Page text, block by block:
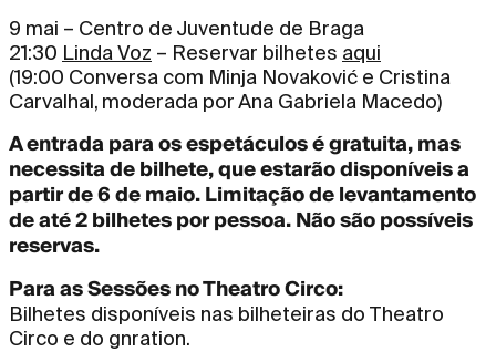
9 mai – Centro de Juventude de Braga
21:30 Linda Voz – Reservar bilhetes aqui
(19:00 Conversa com Minja Novaković e Cristina
Carvalhal, moderada por Ana Gabriela Macedo)
A entrada para os espetáculos é gratuita, mas
necessita de bilhete, que estarão disponíveis a
partir de 6 de maio. Limitação de levantamento
de até 2 bilhetes por pessoa. Não são possíveis
reservas.
Para as Sessões no Theatro Circo:
Bilhetes disponíveis nas bilheteiras do Theatro
Circo e do gnration.